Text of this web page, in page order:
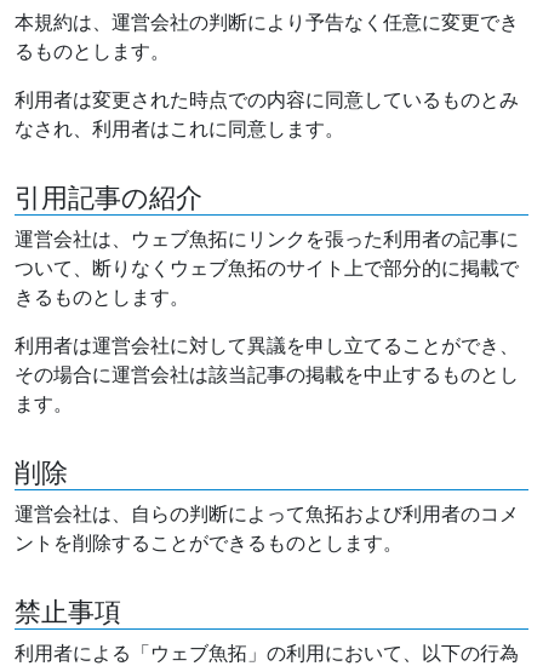
本規約は、運営会社の判断により予告なく任意に変更でき
るものとします。
利用者は変更された時点での内容に同意しているものとみ
なされ、利用者はこれに同意します。
引用記事の紹介
運営会社は、ウェブ魚拓にリンクを張った利用者の記事に
ついて、断りなくウェブ魚拓のサイト上で部分的に掲載で
きるものとします。
利用者は運営会社に対して異議を申し立てることができ、
その場合に運営会社は該当記事の掲載を中止するものとし
ます。
削除
運営会社は、自らの判断によって魚拓および利用者のコメ
ントを削除することができるものとします。
禁止事項
利用者による「ウェブ魚拓」の利用において、以下の行為